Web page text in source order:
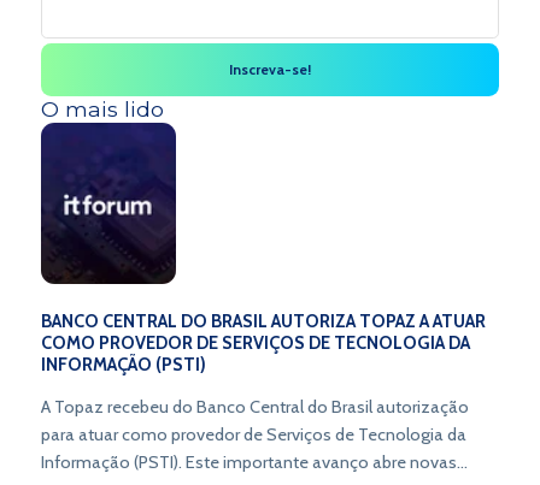
O mais lido
BANCO CENTRAL DO BRASIL AUTORIZA TOPAZ A ATUAR
COMO PROVEDOR DE SERVIÇOS DE TECNOLOGIA DA
INFORMAÇÃO (PSTI)
A Topaz recebeu do Banco Central do Brasil autorização
para atuar como provedor de Serviços de Tecnologia da
Informação (PSTI). Este importante avanço abre novas